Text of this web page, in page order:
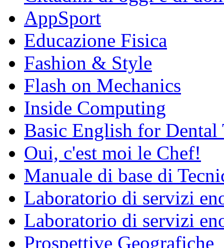
AppSport
Educazione Fisica
Fashion & Style
Flash on Mechanics
Inside Computing
Basic English for Dental
Oui, c'est moi le Chef!
Manuale di base di
Laboratorio di servizi
Laboratorio di servizi
Prospettive Geografiche